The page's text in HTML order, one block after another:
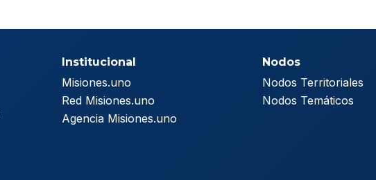
Institucional
Misiones.uno
Red Misiones.uno
Agencia Misiones.uno
Nodos
Nodos Territoriales
Nodos Temáticos